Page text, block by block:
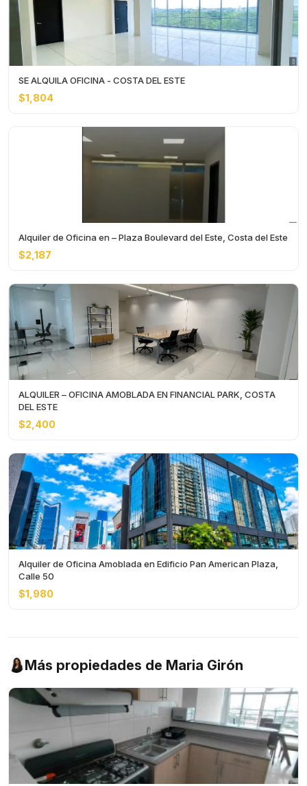
SE ALQUILA OFICINA - COSTA DEL ESTE
$1,804
Alquiler de Oficina en – Plaza Boulevard del Este, Costa del Este
$2,187
ALQUILER – OFICINA AMOBLADA EN FINANCIAL PARK, COSTA
DEL ESTE
$2,400
Alquiler de Oficina Amoblada en Edificio Pan American Plaza,
Calle 50
$1,980
Más propiedades de Maria Girón